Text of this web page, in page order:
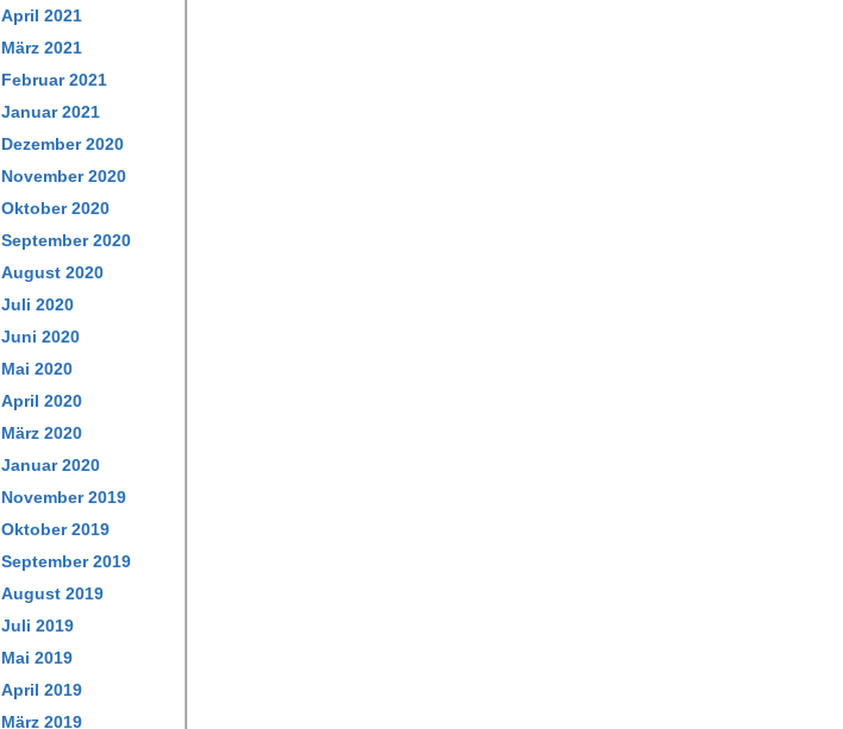
April 2021
März 2021
Februar 2021
Januar 2021
Dezember 2020
November 2020
Oktober 2020
September 2020
August 2020
Juli 2020
Juni 2020
Mai 2020
April 2020
März 2020
Januar 2020
November 2019
Oktober 2019
September 2019
August 2019
Juli 2019
Mai 2019
April 2019
März 2019